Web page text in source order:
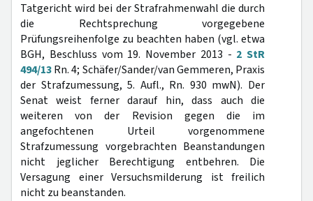
Tatgericht wird bei der Strafrahmenwahl die durch
die Rechtsprechung vorgegebene
Prüfungsreihenfolge zu beachten haben (vgl. etwa
BGH, Beschluss vom 19. November 2013 - 2 StR
494/13Rn. 4; Schäfer/Sander/van Gemmeren, Praxis
der Strafzumessung, 5. Aufl., Rn. 930 mwN). Der
Senat weist ferner darauf hin, dass auch die
weiteren von der Revision gegen die im
angefochtenen Urteil vorgenommene
Strafzumessung vorgebrachten Beanstandungen
nicht jeglicher Berechtigung entbehren. Die
Versagung einer Versuchsmilderung ist freilich
nicht zu beanstanden.